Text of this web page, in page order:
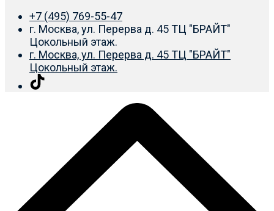
+7 (495) 769-55-47
г. Москва, ул. Перерва д. 45 ТЦ "БРАЙТ"
Цокольный этаж.
г. Москва, ул. Перерва д. 45 ТЦ "БРАЙТ"
Цокольный этаж.